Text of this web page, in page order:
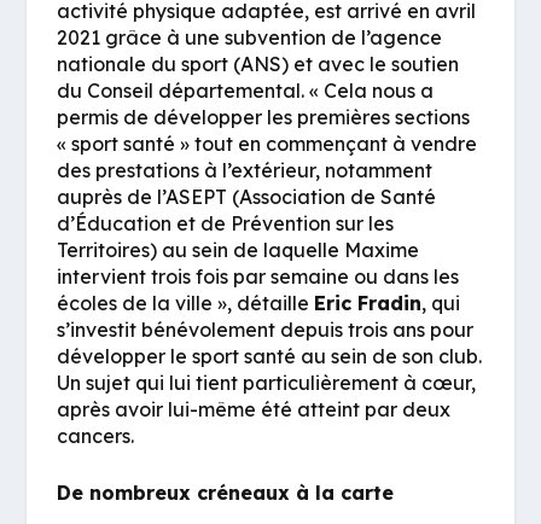
activité physique adaptée, est arrivé en avril
2021 grâce à une subvention de l’agence
nationale du sport (ANS) et avec le soutien
du Conseil départemental. « Cela nous a
permis de développer les premières sections
« sport santé » tout en commençant à vendre
des prestations à l’extérieur, notamment
auprès de l’ASEPT (Association de Santé
d’Éducation et de Prévention sur les
Territoires) au sein de laquelle Maxime
intervient trois fois par semaine ou dans les
écoles de la ville », détaille Eric Fradin, qui
s’investit bénévolement depuis trois ans pour
développer le sport santé au sein de son club.
Un sujet qui lui tient particulièrement à cœur,
après avoir lui-même été atteint par deux
cancers.
De nombreux créneaux à la carte